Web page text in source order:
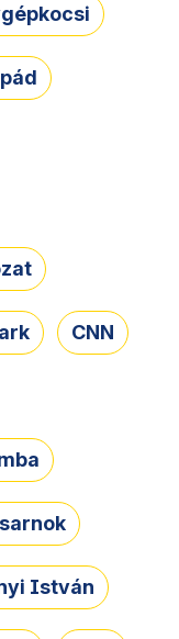
CNN
István